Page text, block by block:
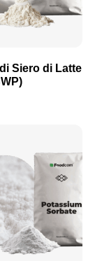
prodotto
Siero di Latte